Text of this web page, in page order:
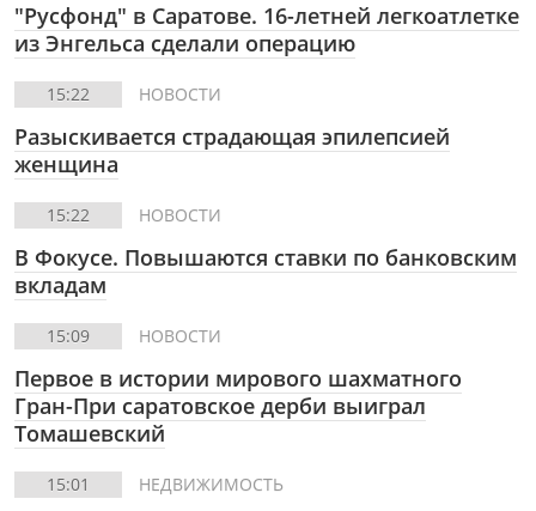
"Русфонд" в Саратове. 16-летней легкоатлетке
из Энгельса сделали операцию
15:22 НОВОСТИ
Разыскивается страдающая эпилепсией
женщина
15:22 НОВОСТИ
В Фокусе. Повышаются ставки по банковским
вкладам
15:09 НОВОСТИ
Первое в истории мирового шахматного
Гран-При саратовское дерби выиграл
Томашевский
15:01 НЕДВИЖИМОСТЬ